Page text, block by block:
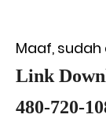
Maaf,
Link
480-720-